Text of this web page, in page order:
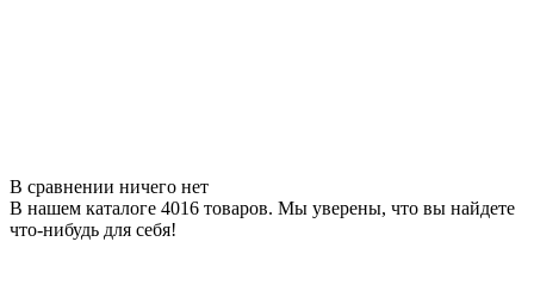
В сравнении ничего нет
В нашем каталоге 4016 товаров. Мы уверены, что вы найдете
что-нибудь для себя!